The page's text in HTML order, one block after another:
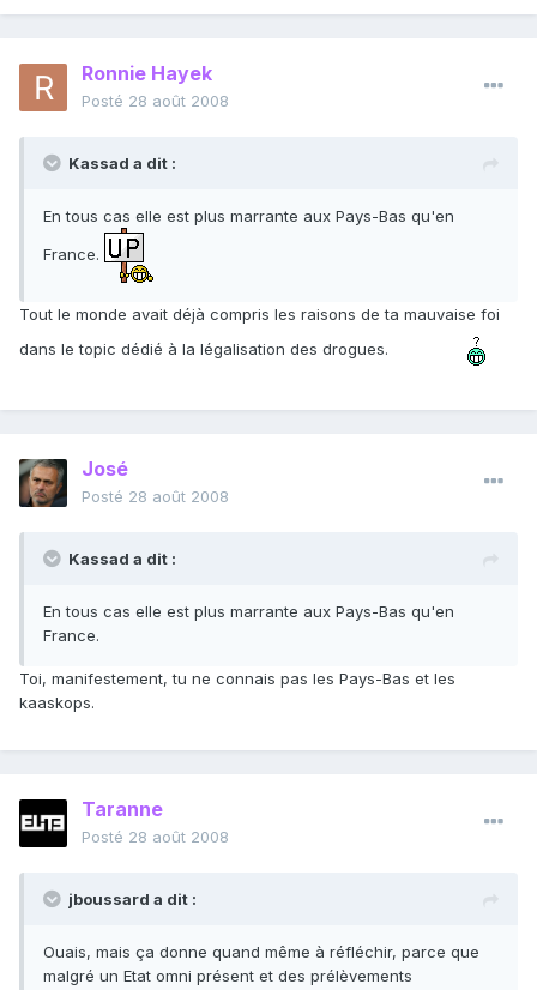
Ronnie Hayek
Posté 28 août 2008
Kassad a dit :
En tous cas elle est plus marrante aux Pays-Bas qu'en
France.
Tout le monde avait déjà compris les raisons de ta mauvaise foi
dans le topic dédié à la légalisation des drogues.
José
Posté 28 août 2008
Kassad a dit :
En tous cas elle est plus marrante aux Pays-Bas qu'en
France.
Toi, manifestement, tu ne connais pas les Pays-Bas et les
kaaskops.
Taranne
Posté 28 août 2008
jboussard a dit :
Ouais, mais ça donne quand même à réfléchir, parce que
malgré un Etat omni présent et des prélèvements